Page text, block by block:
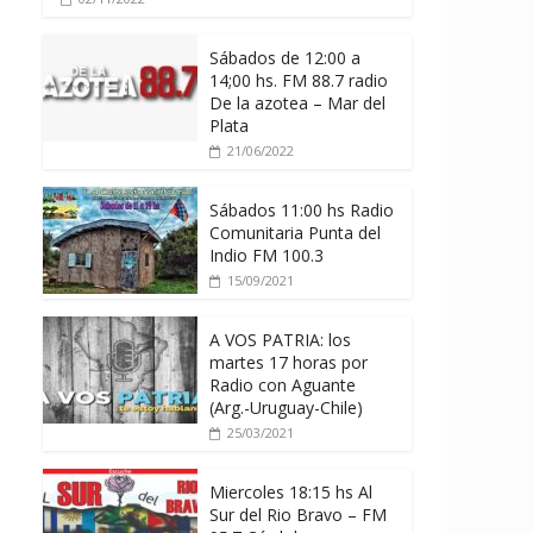
Sábados de 12:00 a
14;00 hs. FM 88.7 radio
De la azotea – Mar del
Plata
21/06/2022
Sábados 11:00 hs Radio
Comunitaria Punta del
Indio FM 100.3
15/09/2021
A VOS PATRIA: los
martes 17 horas por
Radio con Aguante
(Arg.-Uruguay-Chile)
25/03/2021
Miercoles 18:15 hs Al
Sur del Rio Bravo – FM